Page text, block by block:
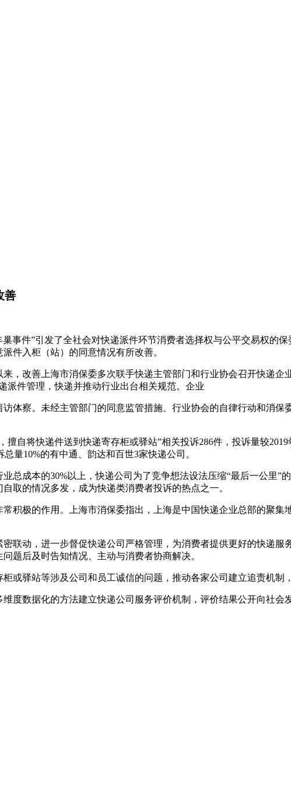
善
巢事件”引发了全社会对快递派件环节消费者选择权与公平交易权的
件入柜（站）的同意情况有所改善。
，改善上海市消保委多次联手快递主管部门和行业协会召开快递
派件管理，快递并推动行业出台相关规范。企业
访体察。未经主管部门的同意监管措施、行业协会的自律行动和消保
自将快递件送到快递寄存柜或驿站”相关投诉286件，投诉量较
量10%的有中通、韵达和百世3家快递公司。
总成本的30%以上，快递公司为了竞争想法设法压缩“最后一公里
取的情况多发，成为快递类消费者投诉的热点之一。
积极的作用。上海市消保委指出，上海是中国快递企业总部的聚
联动，进一步督促快递公司严格管理，为消费者提供更好的快递服
题后及时告知情况、主动与消费者协商解决。
或驿站等涉及公司和员工诚信的问题，推动各家公司建立追责机制
度数据化的方法建立快递公司服务评价机制，评价结果公开向社会